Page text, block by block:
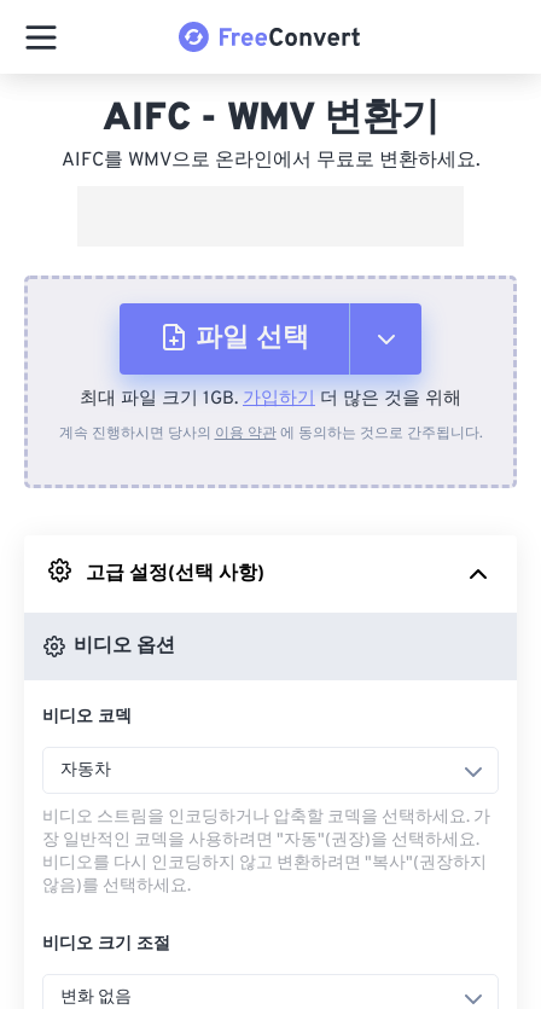
AIFC - WMV 변환기
AIFC를 WMV으로 온라인에서 무료로 변환하세요.
파일 선택
장치에서
Google 드라이브에서
최대 파일 크기 1GB. 가입하기 더 많은 것을 위해
계속 진행하시면 당사의 이용 약관에 동의하는 것으로 간주됩니다.
고급 설정(선택 사항)
비디오 옵션
비디오 코덱
자동차
비디오 스트림을 인코딩하거나 압축할 코덱을 선택하세요. 가
장 일반적인 코덱을 사용하려면 "자동"(권장)을 선택하세요.
비디오를 다시 인코딩하지 않고 변환하려면 "복사"(권장하지
않음)를 선택하세요.
비디오 크기 조절
변화 없음